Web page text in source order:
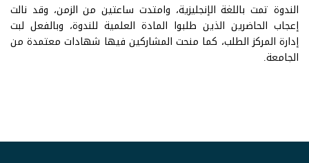
الندوة تمت باللغة الإنجليزية، وامتدت ساعتين من الزمن، وقد نالت
إعجاب الحاضرين الذين طلبوا المادة العلمية للندوة، وبالفعل لبت
إدارة المركز الطلب، كما منحت المشاركين فيها شهادات معتمدة من
الجامعة.